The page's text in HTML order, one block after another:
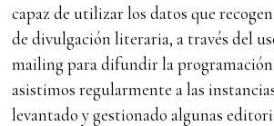
capaz de utilizar los datos que
de divulgación literaria, a través del
mailing para difundir la
asistimos regularmente a las
levantado y gestionado algunas